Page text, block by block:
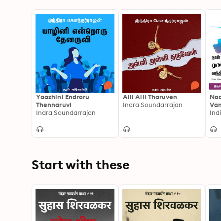
Yaazhini Endroru
Thennaruvi
Indra Soundarrajan
Alli Alli Tharuven
Indra Soundarrajan
Start with these